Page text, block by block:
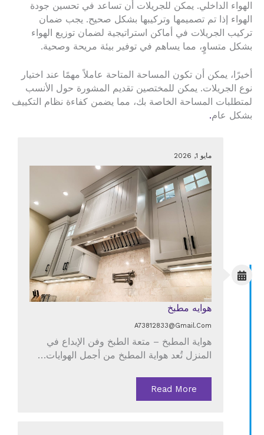
الهواء الداخلي. يمكن للجريلات أن تساعد في تحسين جودة
الهواء إذا تم تصميمها وتركيبها بشكل صحيح. يجب ضمان
تركيب الجريلات في أماكن استراتيجية لضمان توزيع الهواء
بشكل متساوٍ، مما يساهم في توفير بيئة مريحة وصحية.
أخيرًا، يمكن أن تكون المساحة المتاحة عاملاً مهمًا عند اختيار
نوع الجريلات. يمكن للمختصين تقديم المشورة حول الأنسب
لمتطلبات المساحة الخاصة بك، مما يضمن كفاءة نظام التكييف
بشكل عام.
مايو 1, 2026
هوايه مطبخ
A73812833@gmail.com
هواية المطبخ – متعة الطبخ وفن الإبداع في
المنزل تُعد هواية المطبخ من أجمل الهوايات…
Read More